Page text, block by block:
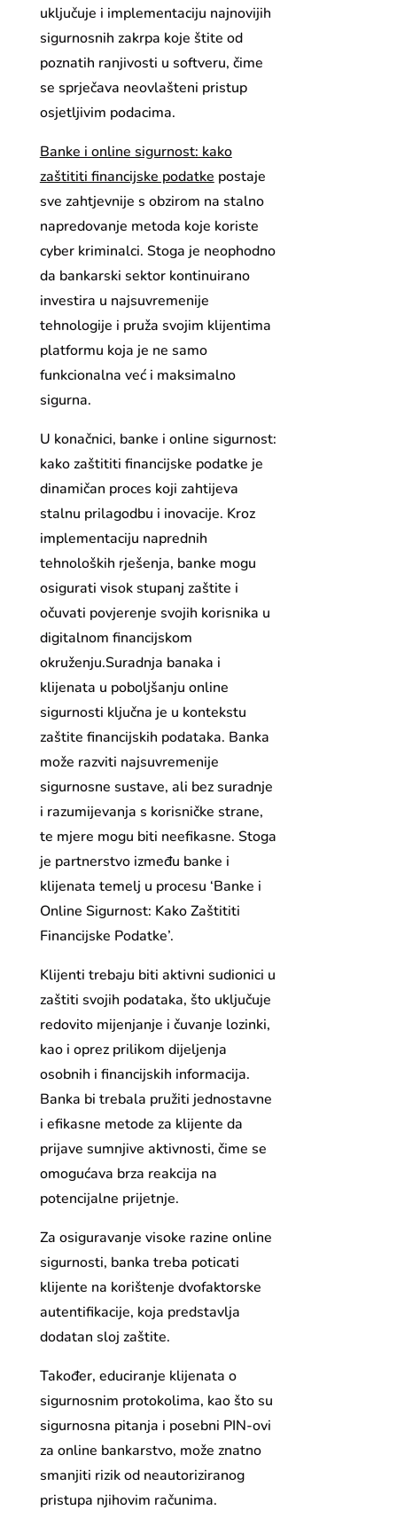
uključuje i implementaciju najnovijih
sigurnosnih zakrpa koje štite od
poznatih ranjivosti u softveru, čime
se sprječava neovlašteni pristup
osjetljivim podacima.
Banke i online sigurnost: kako
zaštititi financijske podatke postaje
sve zahtjevnije s obzirom na stalno
napredovanje metoda koje koriste
cyber kriminalci. Stoga je neophodno
da bankarski sektor kontinuirano
investira u najsuvremenije
tehnologije i pruža svojim klijentima
platformu koja je ne samo
funkcionalna već i maksimalno
sigurna.
U konačnici, banke i online sigurnost:
kako zaštititi financijske podatke je
dinamičan proces koji zahtijeva
stalnu prilagodbu i inovacije. Kroz
implementaciju naprednih
tehnoloških rješenja, banke mogu
osigurati visok stupanj zaštite i
očuvati povjerenje svojih korisnika u
digitalnom financijskom
okruženju.Suradnja banaka i
klijenata u poboljšanju online
sigurnosti ključna je u kontekstu
zaštite financijskih podataka. Banka
može razviti najsuvremenije
sigurnosne sustave, ali bez suradnje
i razumijevanja s korisničke strane,
te mjere mogu biti neefikasne. Stoga
je partnerstvo između banke i
klijenata temelj u procesu ‘Banke i
Online Sigurnost: Kako Zaštititi
Financijske Podatke’.
Klijenti trebaju biti aktivni sudionici u
zaštiti svojih podataka, što uključuje
redovito mijenjanje i čuvanje lozinki,
kao i oprez prilikom dijeljenja
osobnih i financijskih informacija.
Banka bi trebala pružiti jednostavne
i efikasne metode za klijente da
prijave sumnjive aktivnosti, čime se
omogućava brza reakcija na
potencijalne prijetnje.
Za osiguravanje visoke razine online
sigurnosti, banka treba poticati
klijente na korištenje dvofaktorske
autentifikacije, koja predstavlja
dodatan sloj zaštite.
Također, educiranje klijenata o
sigurnosnim protokolima, kao što su
sigurnosna pitanja i posebni PIN-ovi
za online bankarstvo, može znatno
smanjiti rizik od neautoriziranog
pristupa njihovim računima.